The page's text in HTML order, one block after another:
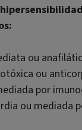
ou
ou
por
ou mediada